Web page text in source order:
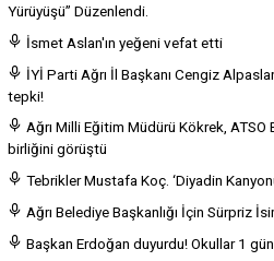
Yürüyüşü” Düzenlendi.
İsmet Aslan'ın yeğeni vefat etti
İYİ Parti Ağrı İl Başkanı Cengiz
tepki!
Ağrı Milli Eğitim Müdürü Kökrek,
birliğini görüştü
Tebrikler Mustafa Koç. ‘Diyadin
Ağrı Belediye Başkanlığı İçin Sürpriz
Başkan Erdoğan duyurdu! Okullar 1